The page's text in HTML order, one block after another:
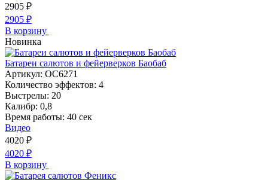
2905 ₽
2905 ₽
В корзину
Новинка
Батареи салютов и фейерверков Баобаб
Артикул: ОС6271
Количество эффектов: 4
Выстрелы: 20
Калибр: 0,8
Время работы: 40 сек
Видео
4020 ₽
4020 ₽
В корзину